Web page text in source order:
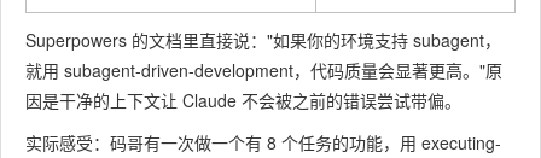
Superpowers 的文档里直接说："如果你的环境支持 subagent，
就用 subagent-driven-development，代码质量会显著更高。"原
因是干净的上下文让 Claude 不会被之前的错误尝试带偏。
实际感受：码哥有一次做一个有 8 个任务的功能，用 executing-